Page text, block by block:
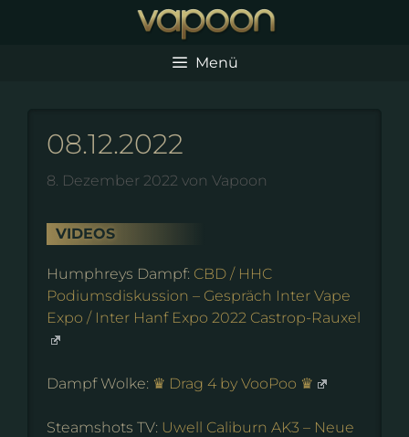
Menü
08.12.2022
8. Dezember 2022 von Vapoon
VIDEOS
Humphreys Dampf: CBD / HHC
Podiumsdiskussion – Gespräch Inter Vape
Expo / Inter Hanf Expo 2022 Castrop-Rauxel
Dampf Wolke: ♛ Drag 4 by VooPoo ♛
Steamshots TV: Uwell Caliburn AK3 – Neue